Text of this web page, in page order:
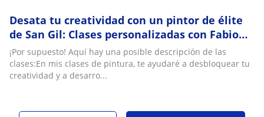
Desata tu creatividad con un pintor de élite
de San Gil: Clases personalizadas con Fabio
Andrés, egresado de la Universidad Estatal de
San Petersburgo en Rusia ¡Vive una
experiencia única en el mundo del arte!
¡Por supuesto! Aquí hay una posible descripción de las
clases:En mis clases de pintura, te ayudaré a desbloquear tu
creatividad y a desarro...